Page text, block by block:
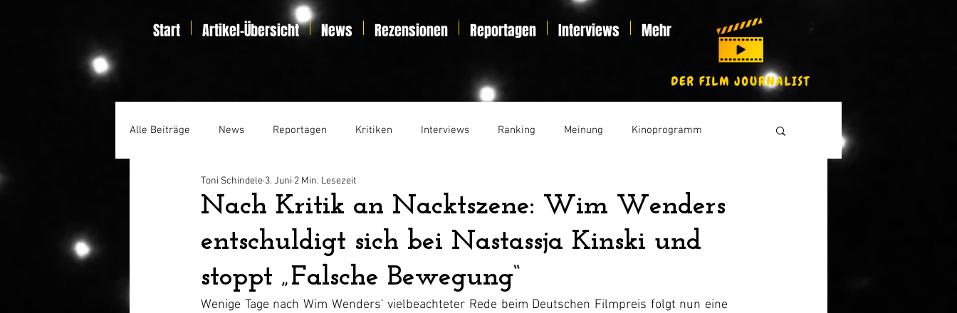
Start Artikel-Übersicht News Rezensionen Reportagen Interviews Mehr
Alle Beiträge News Reportagen Kritiken Interviews Ranking Meinung Kinoprogramm
Home Entertainment Essay
Nach Kritik an Nacktszene: Wim Wenders
entschuldigt sich bei Nastassja Kinski und
stoppt „Falsche Bewegung“
Toni Schindele 3. Juni 2 Min. Lesezeit
Wenige Tage nach Wim Wenders’ vielbeachteter Rede beim Deutschen Filmpreis folgt nun eine